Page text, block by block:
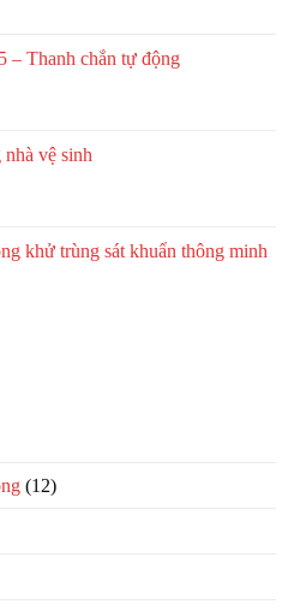
– Thanh chắn tự động
vệ sinh
khử trùng sát khuẩn thông minh
(12)